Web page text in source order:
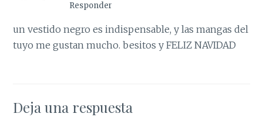
Responder
un vestido negro es indispensable, y las mangas del
tuyo me gustan mucho. besitos y FELIZ NAVIDAD
Deja una respuesta